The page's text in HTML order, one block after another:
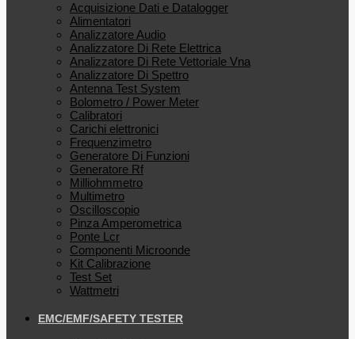
Acquisizione Dati e Datalogger
Alimentatori
Analizzatore Audio
Analizzatore Di Rete Elettrica
Analizzatore Di Rete Vettoriale Vna
Analizzatore Di Spettro
Antenna Test System
Bolometro / Power Meter
Calibratori
Carichi elettronici
Frequenzimetro
Generatore Di Funzioni
Generatore Rf
Milliohmmetro
Multimetro
Oscilloscopio
Pinza Amperometrica
Ponte Lcr
Componenti Microonde
Kit Calibrazione
Test Set
Wattmetri
EMC/EMF/SAFETY TESTER